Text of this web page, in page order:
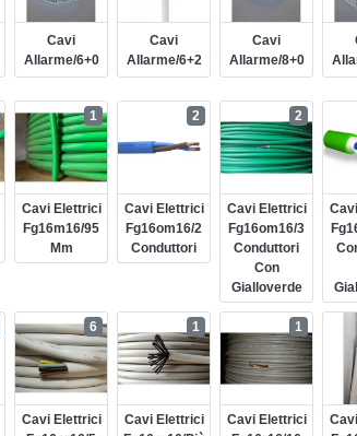
Cavi
Allarme/6+0
Cavi
Allarme/6+2
Cavi
Allarme/8+0
Cavi Elettrici
Fg16m16/95
Mm
1
Cavi Elettrici
Fg16om16/2
Conduttori
2
Cavi Elettrici
Fg16om16/3
Conduttori
Con
Gialloverde
2
Cavi Elettrici
6
Cavi Elettrici
1
Cavi Elettrici
1